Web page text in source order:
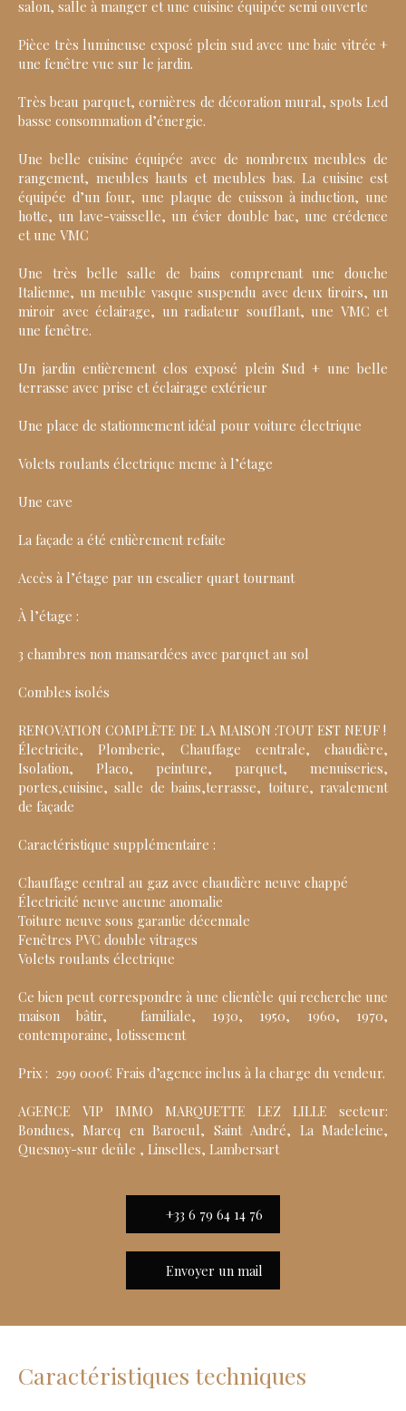
salon, salle à manger et une cuisine équipée semi ouverte
Pièce très lumineuse exposé plein sud avec une baie vitrée +
une fenêtre vue sur le jardin.
Très beau parquet, cornières de décoration mural, spots Led
basse consommation d’énergie.
Une belle cuisine équipée avec de nombreux meubles de
rangement, meubles hauts et meubles bas. La cuisine est
équipée d’un four, une plaque de cuisson à induction, une
hotte, un lave-vaisselle, un évier double bac, une crédence
et une VMC
Une très belle salle de bains comprenant une douche
Italienne, un meuble vasque suspendu avec deux tiroirs, un
miroir avec éclairage, un radiateur soufflant, une VMC et
une fenêtre.
Un jardin entièrement clos exposé plein Sud + une belle
terrasse avec prise et éclairage extérieur
Une place de stationnement idéal pour voiture électrique
Volets roulants électrique meme à l’étage
Une cave
La façade a été entièrement refaite
Accès à l’étage par un escalier quart tournant
À l’étage :
3 chambres non mansardées avec parquet au sol
Combles isolés
RENOVATION COMPLÈTE DE LA MAISON :TOUT EST NEUF !
Électricite, Plomberie, Chauffage centrale, chaudière,
Isolation, Placo, peinture, parquet, menuiseries,
portes,cuisine, salle de bains,terrasse, toiture, ravalement
de façade
Caractéristique supplémentaire :
Chauffage central au gaz avec chaudière neuve chappé
Électricité neuve aucune anomalie
Toiture neuve sous garantie décennale
Fenêtres PVC double vitrages
Volets roulants électrique
Ce bien peut correspondre à une clientèle qui recherche une
maison bâtir, familiale, 1930, 1950, 1960, 1970,
contemporaine, lotissement
Prix : 299 000€ Frais d’agence inclus à la charge du vendeur.
AGENCE VIP IMMO MARQUETTE LEZ LILLE secteur:
Bondues, Marcq en Baroeul, Saint André, La Madeleine,
Quesnoy-sur deûle , Linselles, Lambersart
+33 6 79 64 14 76
Envoyer un mail
Caractéristiques techniques